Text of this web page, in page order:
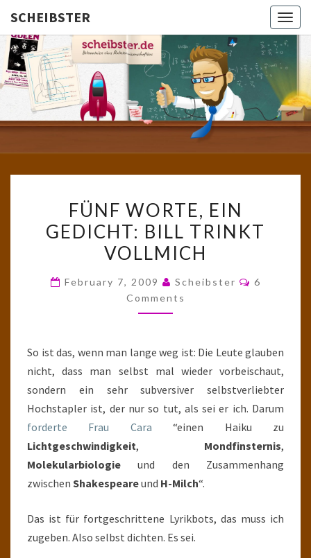
SCHEIBSTER
Gutbürgerliche
Reime Und
Mehr! In
Blogform.
School!
WORTE,
GEDICHT:
TRINKT
FÜNF WORTE, EIN
GEDICHT: BILL TRINKT
VOLLMICH
February 7, 2009 Scheibster Comments
6
Comments
So ist das, wenn man lange weg ist: Die Leute glauben
nicht, dass man selbst mal wieder vorbeischaut,
sondern ein sehr subversiver selbstverliebter
Hochstapler ist, der nur so tut, als sei er ich. Darum
forderte Frau Cara“einen Haiku zu
Lichtgeschwindigkeit, Mondfinsternis,
Molekularbiologie und den Zusammenhang
zwischen Shakespeareund H-Milch“.
Das ist für fortgeschrittene Lyrikbots, das muss ich
zugeben. Also selbst dichten. Es sei.